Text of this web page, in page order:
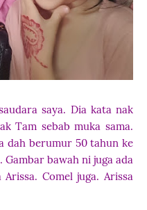
saya. Dia kata nak
Tam sebab muka sama.
dah berumur 50 tahun ke
bawah ni juga ada
Comel juga. Arissa